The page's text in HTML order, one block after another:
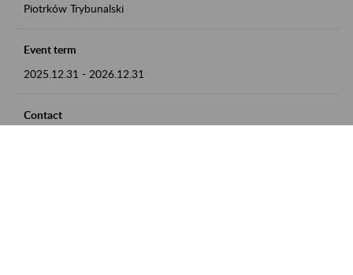
Piotrków Trybunalski
Event term
2025.12.31 - 2026.12.31
Contact